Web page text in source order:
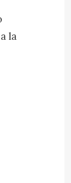
la